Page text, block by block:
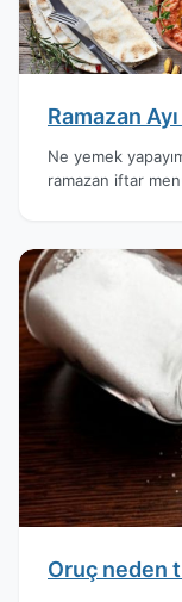
Ramazan
Ne yemek
ramazan iftar
Oruç neden